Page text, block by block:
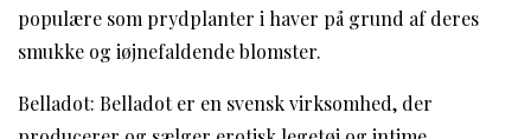
populære som prydplanter i haver på grund af deres
smukke og iøjnefaldende blomster.
Belladot: Belladot er en svensk virksomhed, der